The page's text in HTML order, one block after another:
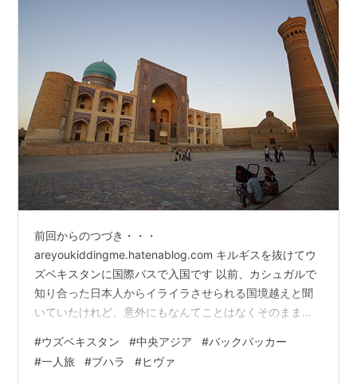
前回からのつづき・・・
areyoukiddingme.hatenablog.com キルギスを抜けてウ
ズベキスタンに国際バスで入国です 以前、カシュガルで
知り合った日本人からイライラさせられる国境越えと聞
いていたけれど、意外にもなんてことはなくそのまま到
▶︎⑵ヒヴァ▶︎⑶ブハラ▶︎⑷サマルカンド▶︎⑸再・タシケン
ト 期間：2週間 時期：6月, 7月 ウズベキスタン ウズベキ
#ウズベキスタン #中央アジア #バックパッカー
#一人旅 #ブハラ #ヒヴァ